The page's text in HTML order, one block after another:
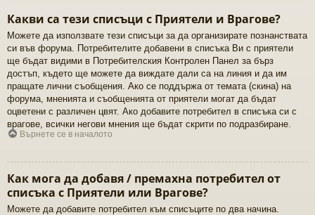
Какви са тези списъци с Приятели и Врагове?
Можете да използвате тези списъци за да организирате познанствата
си във форума. Потребителите добавени в списъка Ви с приятели
ще бъдат видими в Потребителския Контролен Панел за бърз
достъп, където ще можете да виждате дали са на линия и да им
пращате лични съобщения. Ако се поддържа от темата (скина) на
форума, мненията и съобщенията от приятели могат да бъдат
оцветени с различен цвят. Ако добавите потребител в списъка си с
врагове, всички негови мнения ще бъдат скрити по подразбиране.
Върнете се в началото
Как мога да добавя / премахна потребител от
списъка с Приятели или Врагове?
Можете да добавите потребител към списъците по два начина.